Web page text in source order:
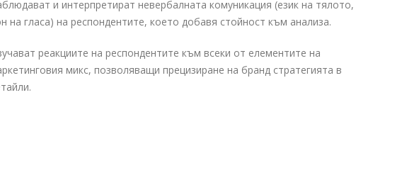
и интерпретират невербалната комуникация (език на тялото,
на гласа) на респондентите, което добавя стойност към анализа.
реакциите на респондентите към всеки от елементите на
микс, позволяващи прецизиране на бранд стратегията в